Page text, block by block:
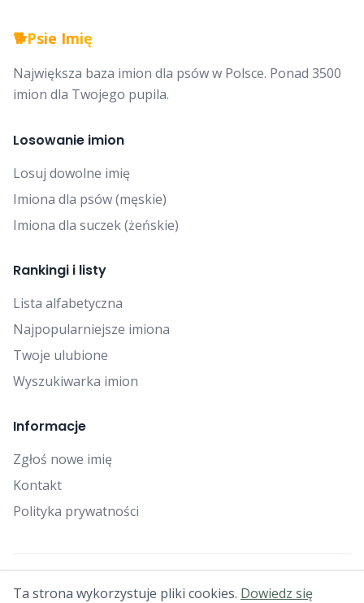
🐕Psie Imię
Największa baza imion dla psów w Polsce. Ponad 3500
imion dla Twojego pupila.
Losowanie imion
Losuj dowolne imię
Imiona dla psów (męskie)
Imiona dla suczek (żeńskie)
Rankingi i listy
Lista alfabetyczna
Najpopularniejsze imiona
Twoje ulubione
Wyszukiwarka imion
Informacje
Zgłoś nowe imię
Kontakt
Polityka prywatności
© 2025 Falcon Bytes. Wszelkie prawa zastrzeżone.
Ta strona wykorzystuje pliki cookies. Dowiedz się